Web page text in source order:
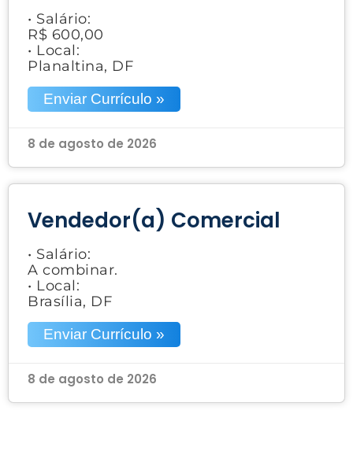
• Salário:
R$ 600,00
• Local:
Planaltina, DF
Enviar Currículo »
8 de agosto de 2026
Vendedor(a) Comercial
• Salário:
A combinar.
• Local:
Brasília, DF
Enviar Currículo »
8 de agosto de 2026